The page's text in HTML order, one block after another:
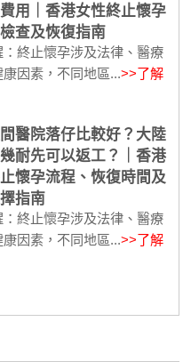
用｜香港女性終止懷孕
查及恢復指南
：終止懷孕涉及法律、醫療
康因素，不同地區...>>了解
醫院落仔比較好？大陸
耐先可以返工？｜香港
懷孕流程、恢復時間及
指南
：終止懷孕涉及法律、醫療
康因素，不同地區...>>了解